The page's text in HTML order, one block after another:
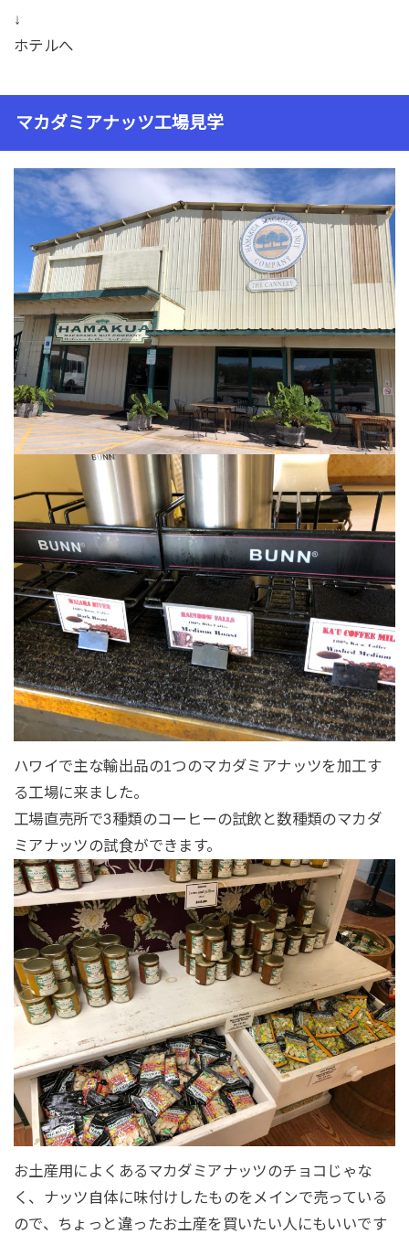
↓
ホテルへ
マカダミアナッツ工場見学
ハワイで主な輸出品の1つのマカダミアナッツを加工す
る工場に来ました。
工場直売所で3種類のコーヒーの試飲と数種類のマカダ
ミアナッツの試食ができます。
お土産用によくあるマカダミアナッツのチョコじゃな
く、ナッツ自体に味付けしたものをメインで売っている
ので、ちょっと違ったお土産を買いたい人にもいいです